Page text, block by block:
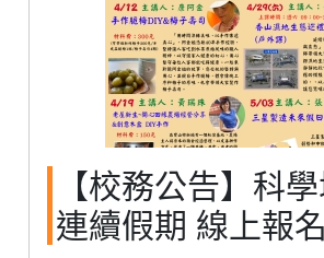
【校務公告】科
連續假期 線上報